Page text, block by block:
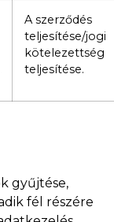
A szerződés
teljesítése/jogi
kötelezettség
teljesítése.
gyűjtése,
fél részére